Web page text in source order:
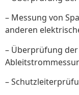
– Messung von
anderen
– Überprüfung
–